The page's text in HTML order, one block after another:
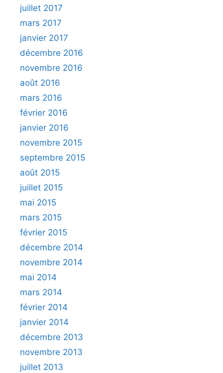
juillet 2017
mars 2017
janvier 2017
décembre 2016
novembre 2016
août 2016
mars 2016
février 2016
janvier 2016
novembre 2015
septembre 2015
août 2015
juillet 2015
mai 2015
mars 2015
février 2015
décembre 2014
novembre 2014
mai 2014
mars 2014
février 2014
janvier 2014
décembre 2013
novembre 2013
juillet 2013